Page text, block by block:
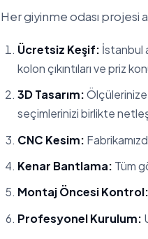
Her giyinme odası projesi
Ücretsiz Keşif: İstanbul
kolon çıkıntıları ve priz
3D Tasarım:Ölçülerinize
seçimlerinizi birlikte
CNC Kesim:
Kenar Bantlama: Tüm
Montaj Öncesi Kontrol:
Profesyonel Kurulum: